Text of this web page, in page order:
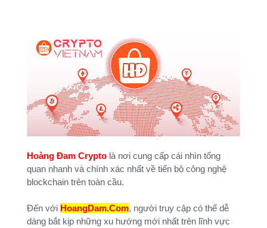
Hoàng Đam Crypto là nơi cung cấp cái nhìn tổng
quan nhanh và chính xác nhất về tiến bộ công nghệ
blockchain trên toàn cầu.
Đến với HoangDam.Com, người truy cập có thể dễ
dàng bắt kịp những xu hướng mới nhất trên lĩnh vực